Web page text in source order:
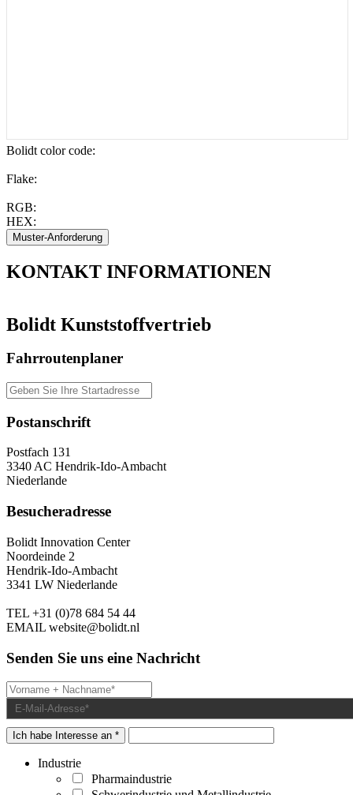
Bolidt color code:
Flake:
RGB:
HEX:
KONTAKT INFORMATIONEN
Bolidt Kunststoffvertrieb
Fahrroutenplaner
Postanschrift
Postfach 131
3340 AC Hendrik-Ido-Ambacht
Niederlande
Besucheradresse
Bolidt Innovation Center
Noordeinde 2
Hendrik-Ido-Ambacht
3341 LW Niederlande
TEL +31 (0)78 684 54 44
EMAIL website@bolidt.nl
Senden Sie uns eine Nachricht
Ich habe Interesse an *
Industrie
Pharmaindustrie